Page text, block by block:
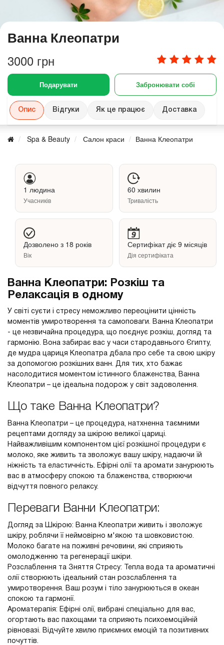
Ванна Клеопатри
3000 грн
Подарувати Забронювати собі
Опис Відгуки Як це працює Доставка
Spa & Beauty Салон краси Ванна Клеопатри
1 людина
Учасників
60 хвилин
Тривалість
Дозволено з 18 років
Вік
Сертифікат діє 9 місяців
Дія сертифіката
Ванна Клеопатри: Розкіш та
Релаксація в одному
У світі суєти і стресу неможливо переоцінити цінність
моментів умиротворення та самоповаги. Ванна Клеопатри
- це незвичайна процедура, що поєднує розкіш, догляд та
гармонію. Вона забирає вас у часи стародавнього Єгипту,
де мудра цариця Клеопатра дбала про себе та свою шкіру
за допомогою розкішних ванн. Для тих, хто бажає
насолодитися моментом істинного блаженства, Ванна
Клеопатри – це ідеальна подорож у світ задоволення.
Що таке Ванна Клеопатри?
Ванна Клеопатри – це процедура, натхненна таємними
рецептами догляду за шкірою великої цариці.
Найважливішим компонентом цієї розкішної процедури є
молоко, яке живить та зволожує вашу шкіру, надаючи їй
ніжність та еластичність. Ефірні олії та аромати занурюють
вас в атмосферу спокою та блаженства, створюючи
відчуття повного релаксу.
Переваги Ванни Клеопатри:
Догляд за Шкірою: Ванна Клеопатри живить і зволожує
шкіру, роблячи її неймовірно м'якою та шовковистою.
Молоко багате на поживні речовини, які сприяють
омолодженню та регенерації шкіри.
Розслаблення та Зняття Стресу: Тепла вода та ароматичні
олії створюють ідеальний стан розслаблення та
умиротворення. Ваш розум і тіло занурюються в океан
спокою та гармонії.
Ароматерапія: Ефірні олії, вибрані спеціально для вас,
огортають вас пахощами та сприяють психоемоційній
рівновазі. Відчуйте хвилю приємних емоцій та позитивних
почуттів.